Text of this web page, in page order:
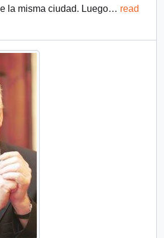
la misma ciudad. Luego… read